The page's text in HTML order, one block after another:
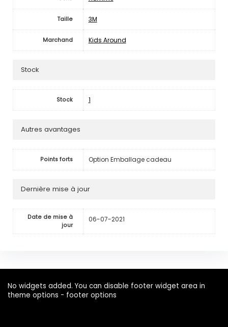
Taille 3M
Marchand Kids Around
Stock
Stock 1
Autres avantages
Points forts Option Emballage cadeau
Dernière mise à jour
Date de mise à
jour
06-07-2021
No widgets added. You can disable footer widget area in
theme options - footer options